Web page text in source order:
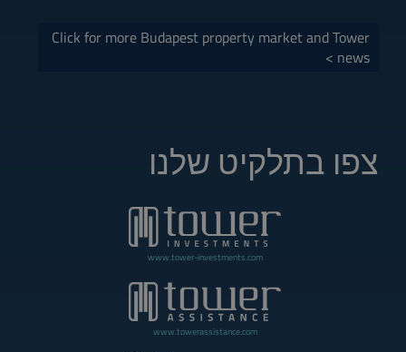
Click for more Budapest property market and Tower
news >
צפו בתלקיט שלנו
www.tower-investments.com
www.towerassistance.com